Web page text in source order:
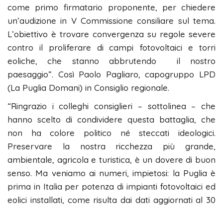
come primo firmatario proponente, per chiedere
un’audizione in V Commissione consiliare sul tema.
L’obiettivo è trovare convergenza su regole severe
contro il proliferare di campi fotovoltaici e torri
eoliche, che stanno abbrutendo il nostro
paesaggio”. Così Paolo Pagliaro, capogruppo LPD
(La Puglia Domani) in Consiglio regionale.
“Ringrazio i colleghi consiglieri – sottolinea – che
hanno scelto di condividere questa battaglia, che
non ha colore politico né steccati ideologici.
Preservare la nostra ricchezza più grande,
ambientale, agricola e turistica, è un dovere di buon
senso. Ma veniamo ai numeri, impietosi: la Puglia è
prima in Italia per potenza di impianti fotovoltaici ed
eolici installati, come risulta dai dati aggiornati al 30